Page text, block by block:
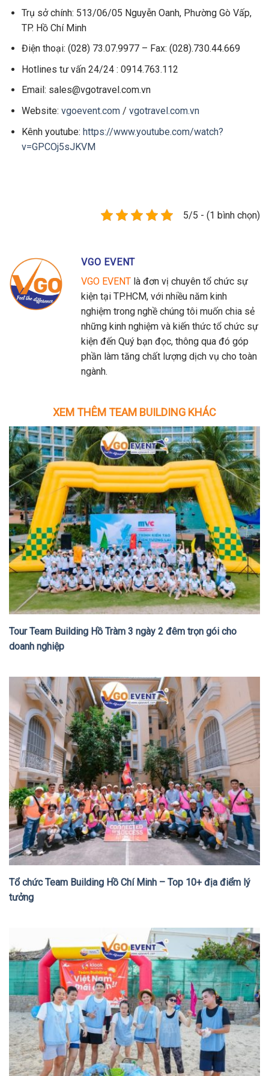
Trụ sở chính: 513/06/05 Nguyễn Oanh, Phường Gò Vấp,
TP. Hồ Chí Minh
Điện thoại: (028) 73.07.9977 – Fax: (028).730.44.669
Hotlines tư vấn 24/24 : 0914.763.112
Email: sales@vgotravel.com.vn
Website: vgoevent.com/ vgotravel.com.vn
Kênh youtube: https://www.youtube.com/watch?
v=GPCOj5sJKVM
5/5 - (1 bình chọn)
VGO EVENT
VGO EVENT là đơn vị chuyên tổ chức sự
kiện tại TP.HCM, với nhiều năm kinh
nghiệm trong nghề chúng tôi muốn chia sẻ
những kinh nghiệm và kiến thức tổ chức sự
kiện đến Quý bạn đọc, thông qua đó góp
phần làm tăng chất lượng dịch vụ cho toàn
ngành.
XEM THÊM TEAM BUILDING KHÁC
Tour Team Building Hồ Tràm 3 ngày 2 đêm trọn gói cho
doanh nghiệp
Tổ chức Team Building Hồ Chí Minh – Top 10+ địa điểm lý
tưởng